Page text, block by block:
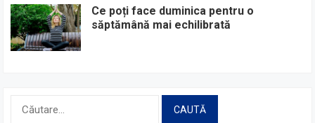
Ce poți face duminica pentru o
săptămână mai echilibrată
Caută